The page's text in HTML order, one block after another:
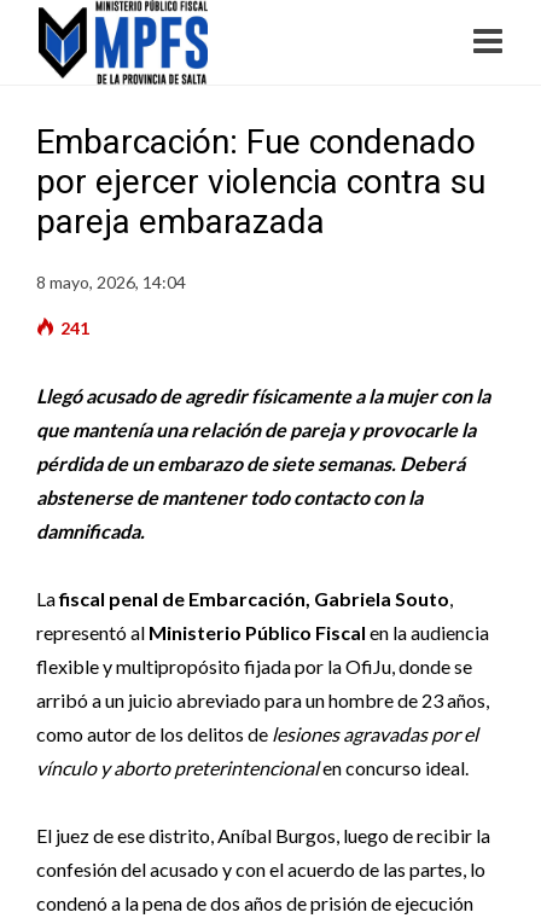
Embarcación: Fue condenado
por ejercer violencia contra su
pareja embarazada
8 mayo, 2026, 14:04
241
Llegó acusado de agredir físicamente a la mujer con la
que mantenía una relación de pareja y provocarle la
pérdida de un embarazo de siete semanas. Deberá
abstenerse de mantener todo contacto con la
damnificada.
Lafiscal penal de Embarcación, Gabriela Souto,
representó al Ministerio Público Fiscal en la audiencia
flexible y multipropósito fijada por la OfiJu, donde se
arribó a un juicio abreviado para un hombre de 23 años,
como autor de los delitos de lesiones agravadas por el
vínculo y aborto preterintencionalen concurso ideal.
El juez de ese distrito, Aníbal Burgos, luego de recibir la
confesión del acusado y con el acuerdo de las partes, lo
condenó a la pena de dos años de prisión de ejecución